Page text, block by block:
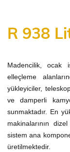
R 938
Madencilik, ocak
elleçleme
yükleyiciler,
ve damperli
sunmaktadır. En
makinalarının
sistem ana
üretilmektedir.